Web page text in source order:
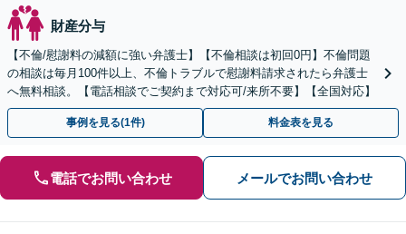
財産分与
【不倫/慰謝料の減額に強い弁護士】【不倫相談は初回0円】不倫問題
の相談は毎月100件以上、不倫トラブルで慰謝料請求されたら弁護士
へ無料相談。【電話相談でご契約まで対応可/来所不要】【全国対応】
事例を見る(1件) 料金表を見る
電話でお問い合わせ メールでお問い合わせ